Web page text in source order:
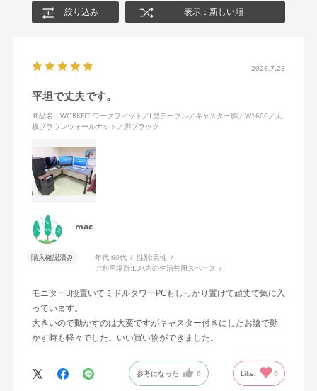
絞り込み 表示：新しい順
2026.7.25
平坦で丈夫です。
商品名：WORKFIT ワークフィット／L型テーブル／キャスター脚／W1600／天
板ブラウンウォールナット／脚ブラック
mac
購入確認済み 年代:60代 性別:男性
ご利用場所:LDK内の生活共用スペース
モニター3段置いてミドルタワーPCもしっかり置けて頑丈で気に入
っています。
大きいので動かすのは大変ですがキャスター付きにしたお陰で動
かす時も軽々でした。いい買い物ができました。
参考になった 0 Like! 0